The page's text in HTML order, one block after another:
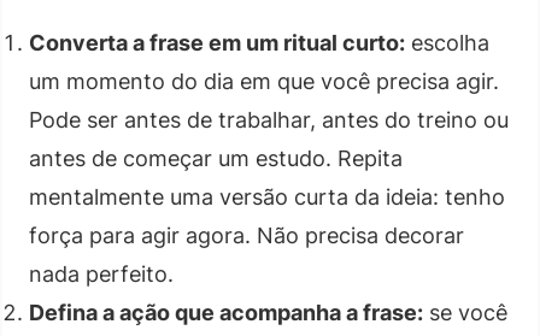
Converta a frase em um ritual curto: escolha
um momento do dia em que você precisa agir.
Pode ser antes de trabalhar, antes do treino ou
antes de começar um estudo. Repita
mentalmente uma versão curta da ideia: tenho
força para agir agora. Não precisa decorar
nada perfeito.
Defina a ação que acompanha a frase: se você